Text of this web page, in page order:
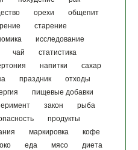
орехи
общепит
старение
исследование
чай
статистика
напитки
сахар
праздник
отходы
пищевые добавки
закон
рыба
продукты
маркировка
кофе
еда мясо
диета